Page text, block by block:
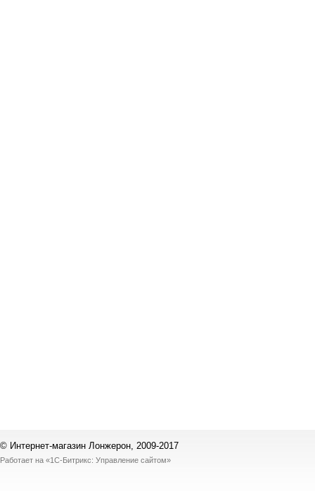
© Интернет-магазин Лонжерон, 2009-2017
Работает на «1С-Битрикс: Управление сайтом»